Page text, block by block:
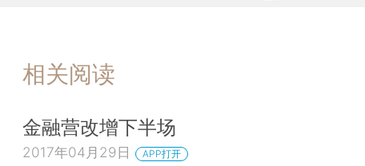
相关阅读
金融营改增下半场
2017年04月29日 APP打开